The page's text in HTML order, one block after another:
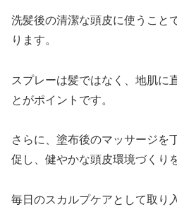
洗髪後の清潔な頭皮に使うこと
ります。
スプレーは髪ではなく、地肌に
とがポイントです。
さらに、塗布後のマッサージを
促し、健やかな頭皮環境づくり
毎日のスカルプケアとして取り